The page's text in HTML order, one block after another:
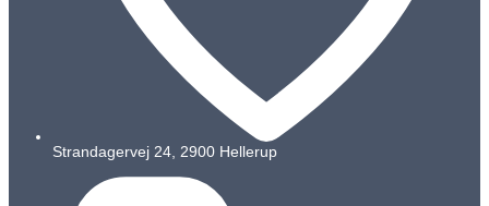
Strandagervej 24, 2900 Hellerup